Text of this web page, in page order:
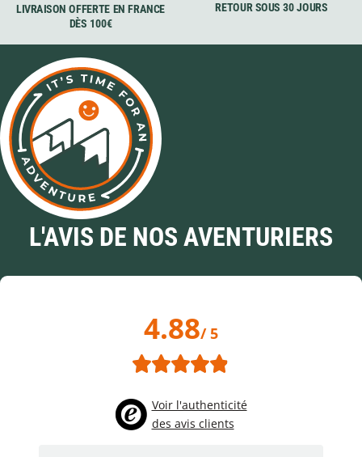
LIVRAISON OFFERTE EN FRANCE
DÈS 100€
RETOUR SOUS 30 JOURS
L'AVIS DE NOS AVENTURIERS
4.88/ 5
Voir l'authenticité
des avis clients